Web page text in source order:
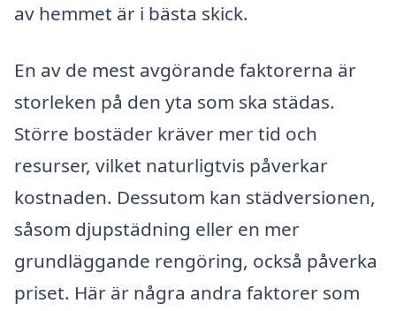
av hemmet är i bästa skick.
En av de mest avgörande faktorerna är
storleken på den yta som ska städas.
Större bostäder kräver mer tid och
resurser, vilket naturligtvis påverkar
kostnaden. Dessutom kan städversionen,
såsom djupstädning eller en mer
grundläggande rengöring, också påverka
priset. Här är några andra faktorer som